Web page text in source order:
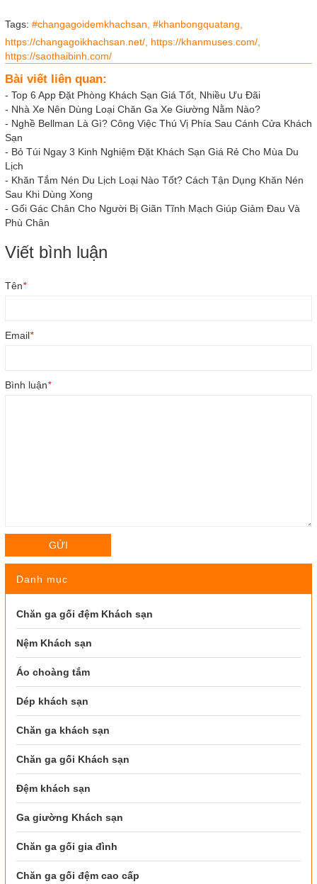
Tags: #changagoidemkhachsan, #khanbongquatang,
https://changagoikhachsan.net/, https://khanmuses.com/,
https://saothaibinh.com/
Bài viết liên quan:
- Top 6 App Đặt Phòng Khách Sạn Giá Tốt, Nhiều Ưu Đãi
- Nhà Xe Nên Dùng Loại Chăn Ga Xe Giường Nằm Nào?
- Nghề Bellman Là Gì? Công Việc Thú Vị Phía Sau Cánh Cửa Khách
Sạn
- Bỏ Túi Ngay 3 Kinh Nghiệm Đặt Khách Sạn Giá Rẻ Cho Mùa Du
Lịch
- Khăn Tắm Nén Du Lịch Loại Nào Tốt? Cách Tận Dụng Khăn Nén
Sau Khi Dùng Xong
- Gối Gác Chân Cho Người Bị Giãn Tĩnh Mạch Giúp Giảm Đau Và
Phù Chân
Viết bình luận
Tên*
Email*
Bình luận*
GỬI
Danh mục
Chăn ga gối đệm Khách sạn
Nệm Khách sạn
Áo choàng tắm
Dép khách sạn
Chăn ga khách sạn
Chăn ga gối Khách sạn
Đệm khách sạn
Ga giường Khách sạn
Chăn ga gối gia đình
Chăn ga gối đệm cao cấp